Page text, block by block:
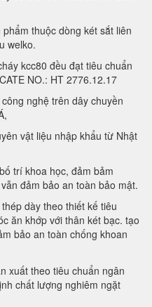
phẩm thuộc dòng két sắt liên
welko.
kcc80 đều đạt tiêu chuẩn
NO.: HT 2776.12.17
nghệ trên dây chuyền
vật liệu nhập khẩu từ Nhật
trí khoa học, đảm bảm
đảm bảo an toàn bảo mật.
dày theo thiết kế tiêu
ăn khớp với thân két bạc. tạo
bảo an toàn chống khoan
xuất theo tiêu chuẩn ngân
chất lượng nghiêm ngặt